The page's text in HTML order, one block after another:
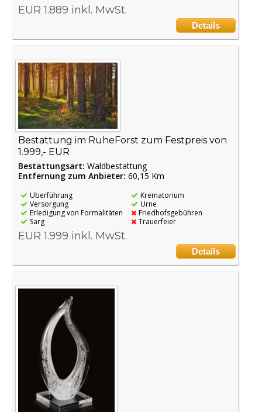
EUR 1.889 inkl. MwSt.
Details
Bestattung im RuheForst zum Festpreis von
1.999,- EUR
Bestattungsart: Waldbestattung
Entfernung zum Anbieter: 60,15 Km
Überführung
Versorgung
Erledigung von Formalitäten
Sarg
Krematorium
Urne
Friedhofsgebühren
Trauerfeier
EUR 1.999 inkl. MwSt.
Details